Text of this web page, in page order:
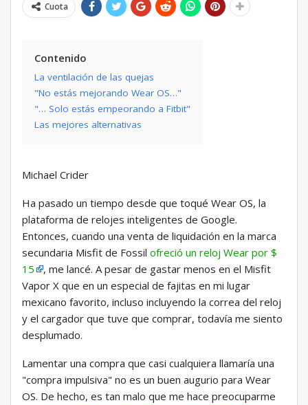
Cuota
Contenido
La ventilación de las quejas
"No estás mejorando Wear OS…"
"… Solo estás empeorando a Fitbit"
Las mejores alternativas
Michael Crider
Ha pasado un tiempo desde que toqué Wear OS, la
plataforma de relojes inteligentes de Google.
Entonces, cuando una venta de liquidación en la marca
secundaria Misfit de Fossil ofreció un reloj Wear por $
15
, me lancé. A pesar de gastar menos en el Misfit
Vapor X que en un especial de fajitas en mi lugar
mexicano favorito, incluso incluyendo la correa del reloj
y el cargador que tuve que comprar, todavía me siento
desplumado.
Lamentar una compra que casi cualquiera llamaría una
"compra impulsiva" no es un buen augurio para Wear
OS. De hecho, es tan malo que me hace preocuparme